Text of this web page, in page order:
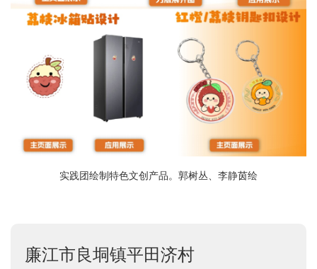
实践团绘制特色文创产品。郭树丛、李静茵绘
廉江市良垌镇平田济村